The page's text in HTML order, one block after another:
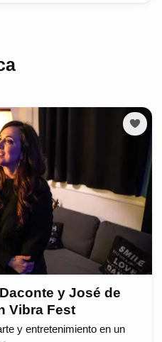
y José de
Vibra Fest
y entretenimiento en un